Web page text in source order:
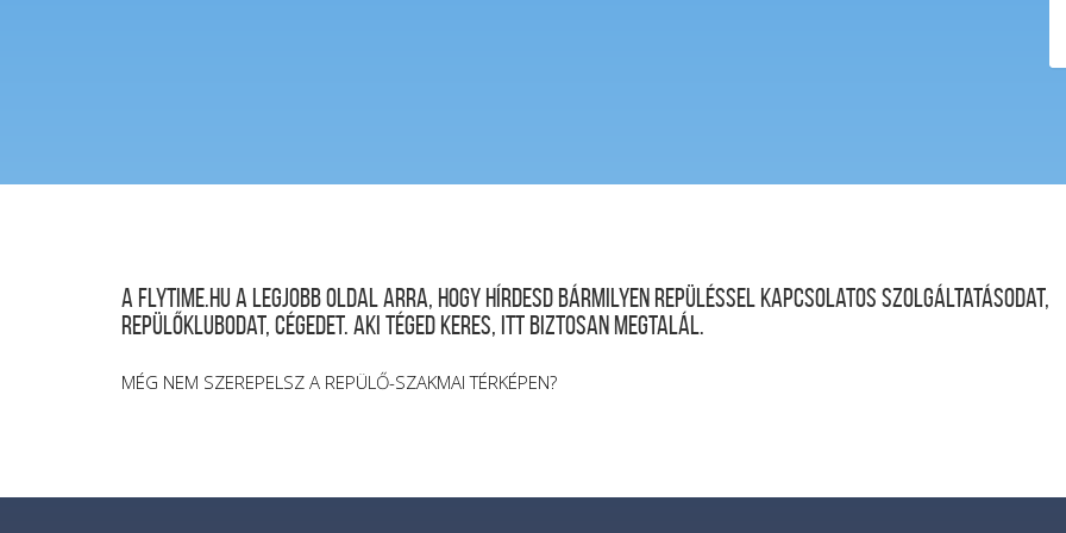
A FLYTIME.HU a legjobb oldal arra, hogy hírdesd bármilyen repüléssel kapcsolatos szolgáltatásodat,
repülőklubodat, cégedet. Aki téged keres, itt biztosan megtalál.
MÉG NEM SZEREPELSZ A REPÜLŐ-SZAKMAI TÉRKÉPEN?